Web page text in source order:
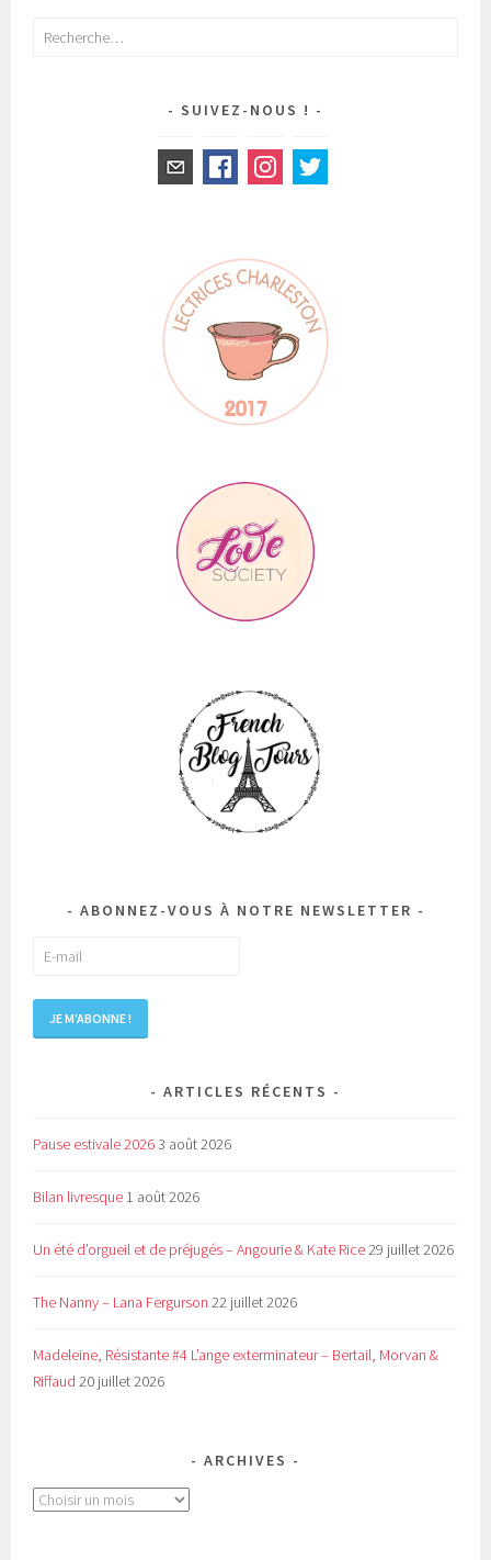
Rechercher :
SUIVEZ-NOUS !
ABONNEZ-VOUS À NOTRE NEWSLETTER
ARTICLES RÉCENTS
Pause estivale 20263 août 2026
Bilan livresque 1 août 2026
Un été d’orgueil et de préjugés – Angourie & Kate Rice29 juillet 2026
The Nanny – Lana Fergurson 22 juillet 2026
Madeleine, Résistante #4 L’ange exterminateur – Bertail, Morvan &
Riffaud 20 juillet 2026
ARCHIVES
Archives